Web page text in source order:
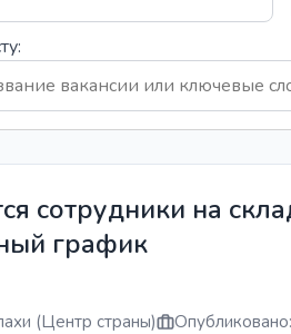
сотрудники на
график
(Центр страны)